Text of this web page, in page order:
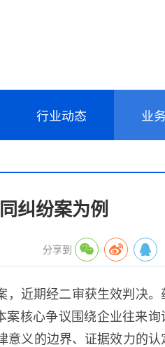
行业动态 业
纠纷案为例
分享到
，近期经二审获生效判决。
案核心争议围绕企业往来询
意义的边界、证据效力的认